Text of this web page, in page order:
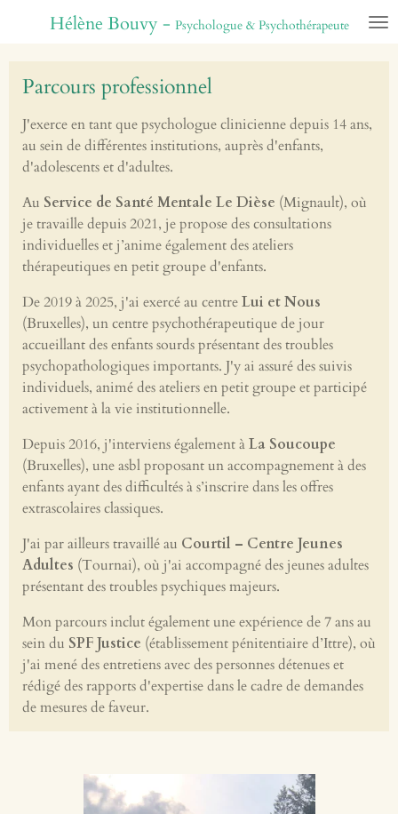
Passer
principal
Hélène Bouvy - Psychologue & Psychothérapeute
Parcours professionnel
J'exerce en tant que psychologue clinicienne depuis 14 ans,
au sein de différentes institutions, auprès d'enfants,
d'adolescents et d'adultes.
Au Service de Santé Mentale Le Dièse (Mignault), où
je travaille depuis 2021, je propose des consultations
individuelles et j’anime également des ateliers
thérapeutiques en petit groupe d'enfants.
De 2019 à 2025, j'ai exercé au centreLui et Nous
(Bruxelles), un centre psychothérapeutique de jour
accueillant des enfants sourds présentant des troubles
psychopathologiques importants. J'y ai assuré des suivis
individuels, animé des ateliers en petit groupe et participé
activement à la vie institutionnelle.
Depuis 2016, j'interviens également àLa Soucoupe
(Bruxelles), une asbl proposant un accompagnement à des
enfants ayant des difficultés à s’inscrire dans les offres
extrascolaires classiques.
J'ai par ailleurs travaillé au Courtil – Centre Jeunes
Adultes (Tournai), où j'ai accompagné des jeunes adultes
présentant des troubles psychiques majeurs.
Mon parcours inclut également une expérience de 7 ans au
sein du SPF Justice (établissement pénitentiaire d’Ittre), où
j'ai mené des entretiens avec des personnes détenues et
rédigé des rapports d'expertise dans le cadre de demandes
de mesures de faveur.